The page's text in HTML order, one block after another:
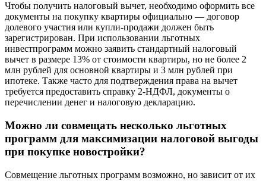
Чтобы получить налоговый вычет, необходимо оформить все
документы на покупку квартиры официально — договор
долевого участия или купли-продажи должен быть
зарегистрирован. При использовании льготных
инвестпрограмм можно заявить стандартный налоговый
вычет в размере 13% от стоимости квартиры, но не более 2
млн рублей для основной квартиры и 3 млн рублей при
ипотеке. Также часто для подтверждения права на вычет
требуется предоставить справку 2-НДФЛ, документы о
перечислении денег и налоговую декларацию.
Можно ли совмещать несколько льготных
программ для максимизации налоговой выгоды
при покупке новостройки?
Совмещение льготных программ возможно, но зависит от их